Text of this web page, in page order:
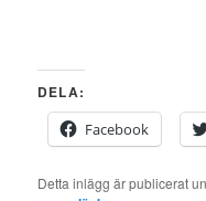
DELA:
Facebook
Detta inlägg är publicerat